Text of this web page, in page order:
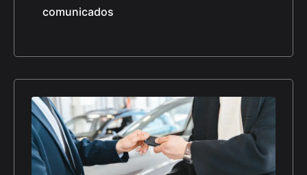
comunicados